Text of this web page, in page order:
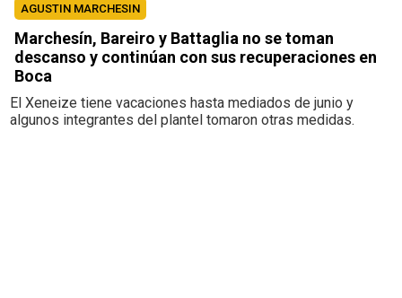
AGUSTIN MARCHESIN
Marchesín, Bareiro y Battaglia no se toman
descanso y continúan con sus recuperaciones en
Boca
El Xeneize tiene vacaciones hasta mediados de junio y
algunos integrantes del plantel tomaron otras medidas.